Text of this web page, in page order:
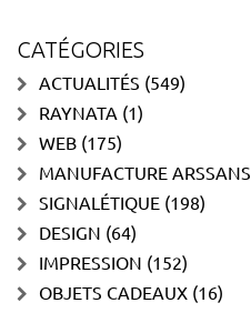
CATÉGORIES
ACTUALITÉS (549)
RAYNATA (1)
WEB (175)
MANUFACTURE ARSSANS
SIGNALÉTIQUE (198)
DESIGN (64)
IMPRESSION (152)
OBJETS CADEAUX (16)